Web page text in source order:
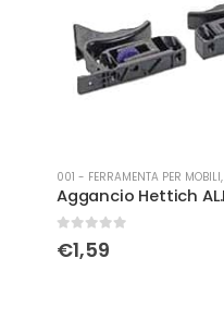
001 - FERRAMENTA PER MOBILI,
€2,38